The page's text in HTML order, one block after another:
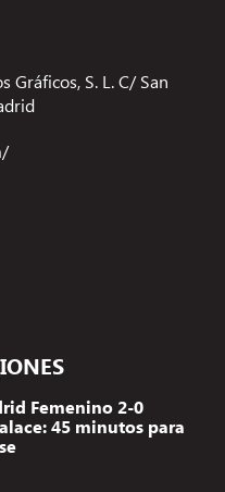
Femenino 2-0
45 minutos para
Gráficos, S. L. C/ San